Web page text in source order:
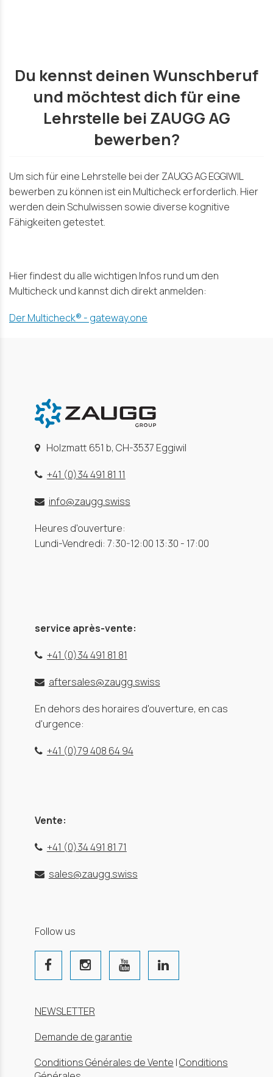
Du kennst deinen Wunschberuf
und möchtest dich für eine
Lehrstelle bei ZAUGG AG
bewerben?
Um sich für eine Lehrstelle bei der ZAUGG AG EGGIWIL
bewerben zu können ist ein Multicheck erforderlich. Hier
werden dein Schulwissen sowie diverse kognitive
Fähigkeiten getestet.
Hier findest du alle wichtigen Infos rund um den
Multicheck und kannst dich direkt anmelden:
Der Multicheck® - gateway.one
Holzmatt 651 b, CH-3537 Eggiwil
+41 (0)34 491 81 11
info@zaugg.swiss
Heures d'ouverture:
Lundi-Vendredi: 7:30-12:00 13:30 - 17:00
service après-vente:
+41 (0)34 491 81 81
aftersales@zaugg.swiss
En dehors des horaires d'ouverture, en cas
d'urgence:
+41 (0)79 408 64 94
Vente:
+41 (0)34 491 81 71
sales@zaugg.swiss
Follow us
NEWSLETTER
Demande de garantie
Conditions Générales de Vente |Conditions